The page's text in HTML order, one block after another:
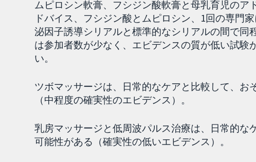
ムピロシン軟膏、フシジン酸軟膏と母乳育児のア
ドバイス、フシジン酸とムピロシン、1回の専門
泌因子誘導シリアルと標準的なシリアルの間で同
は参加者数が少なく、エビデンスの質が低い試験
い。
ツボマッサージは、日常的なケアと比較して、お
（中程度の確実性のエビデンス）。
乳房マッサージと低周波パルス治療は、日常的な
可能性がある（確実性の低いエビデンス）。